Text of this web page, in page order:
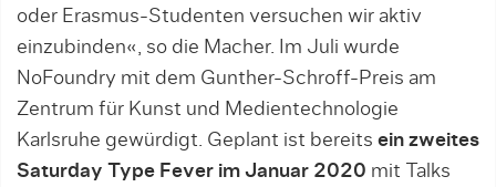
oder Erasmus-Studenten versuchen wir aktiv
einzubinden«, so die Macher. Im Juli wurde
NoFoundry mit dem Gunther-Schroff-Preis am
Zentrum für Kunst und Medientechnologie
Karlsruhe gewürdigt. Ge­plant ist bereits ein zweites
Saturday Type Fever im Januar 2020 mit Talks